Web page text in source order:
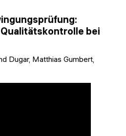
bei
Dugar, ​​Matthias Gumbert,